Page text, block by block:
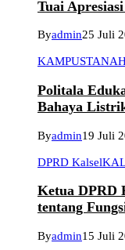
Tuai
Byadmin25 Juli
KAMPUS
Politala
Bahaya
Byadmin19 Juli
DPRD Kalsel
Ketua DPRD
tentang
Byadmin15 Juli